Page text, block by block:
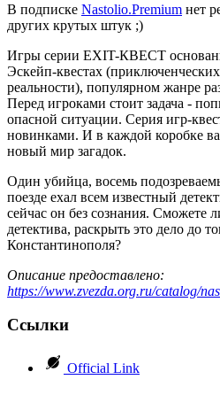
В подписке Nastolio.Premium нет
других крутых штук ;)
Игры серии EXIT-КВЕСТ
Эскейп-квестах
реальности), популярном жанре
Перед игроками стоит задача -
опасной ситуации. Серия игр-
новинками. И в каждой коробке
новый мир загадок.
Один убийца, восемь
поезде ехал всем известный
сейчас он без сознания. Сможете
детектива, раскрыть это дело до
Константинополя?
Описание предоставлено:
https://www.zvezda.org.ru/catalog/
Ссылки
Official Link